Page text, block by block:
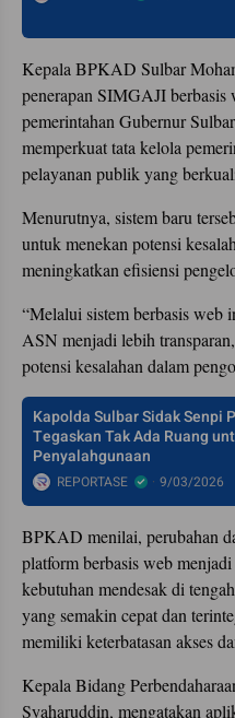
Kepala BPKAD Sulbar
penerapan SIMGAJI berbasis
pemerintahan Gubernur
memperkuat tata kelola
pelayanan publik yang
Menurutnya, sistem baru
untuk menekan potensi
meningkatkan efisiensi
“Melalui sistem berbasis web
ASN menjadi lebih
potensi kesalahan dalam
Kapolda Sulbar Sidak Senpi
Tegaskan Tak Ada Ruang
Penyalahgunaan
REPORTASE 9/03/2026
BPKAD menilai, perubahan
platform berbasis web
kebutuhan mendesak di
yang semakin cepat dan
memiliki keterbatasan akses
Kepala Bidang
Syaharuddin, mengatakan